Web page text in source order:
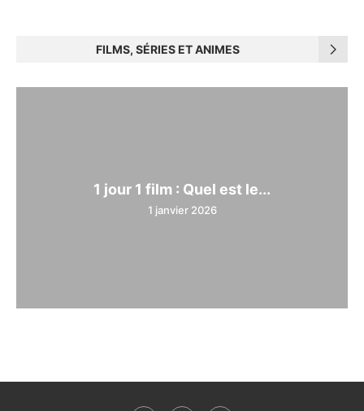
FILMS, SÉRIES ET ANIMES
1 jour 1 film : Quel est le...
1 janvier 2026